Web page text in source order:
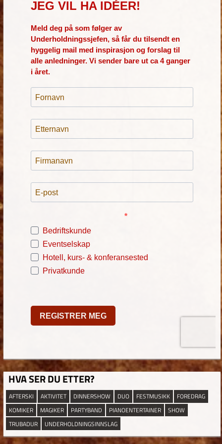
HVA SER DU ETTER?
AFTERSKI AKTIVITET DINNERSHOW DUO FESTMUSIKK
FOREDRAG
KOMIKER
MAGIKER PARTYBAND PIANOENTERTAINER
SHOW
TRUBADUR
UNDERHOLDNINGSINNSLAG